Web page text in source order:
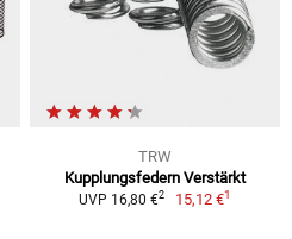
TRW
Kupplungsfedern Verstärkt
UVP 16,80 €2 15,12 €1